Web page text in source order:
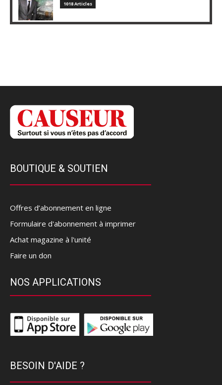
1018 Articles
BOUTIQUE & SOUTIEN
Offres d’abonnement en ligne
Formulaire d'abonnement à imprimer
Achat magazine à l'unité
Faire un don
NOS APPLICATIONS
BESOIN D'AIDE ?